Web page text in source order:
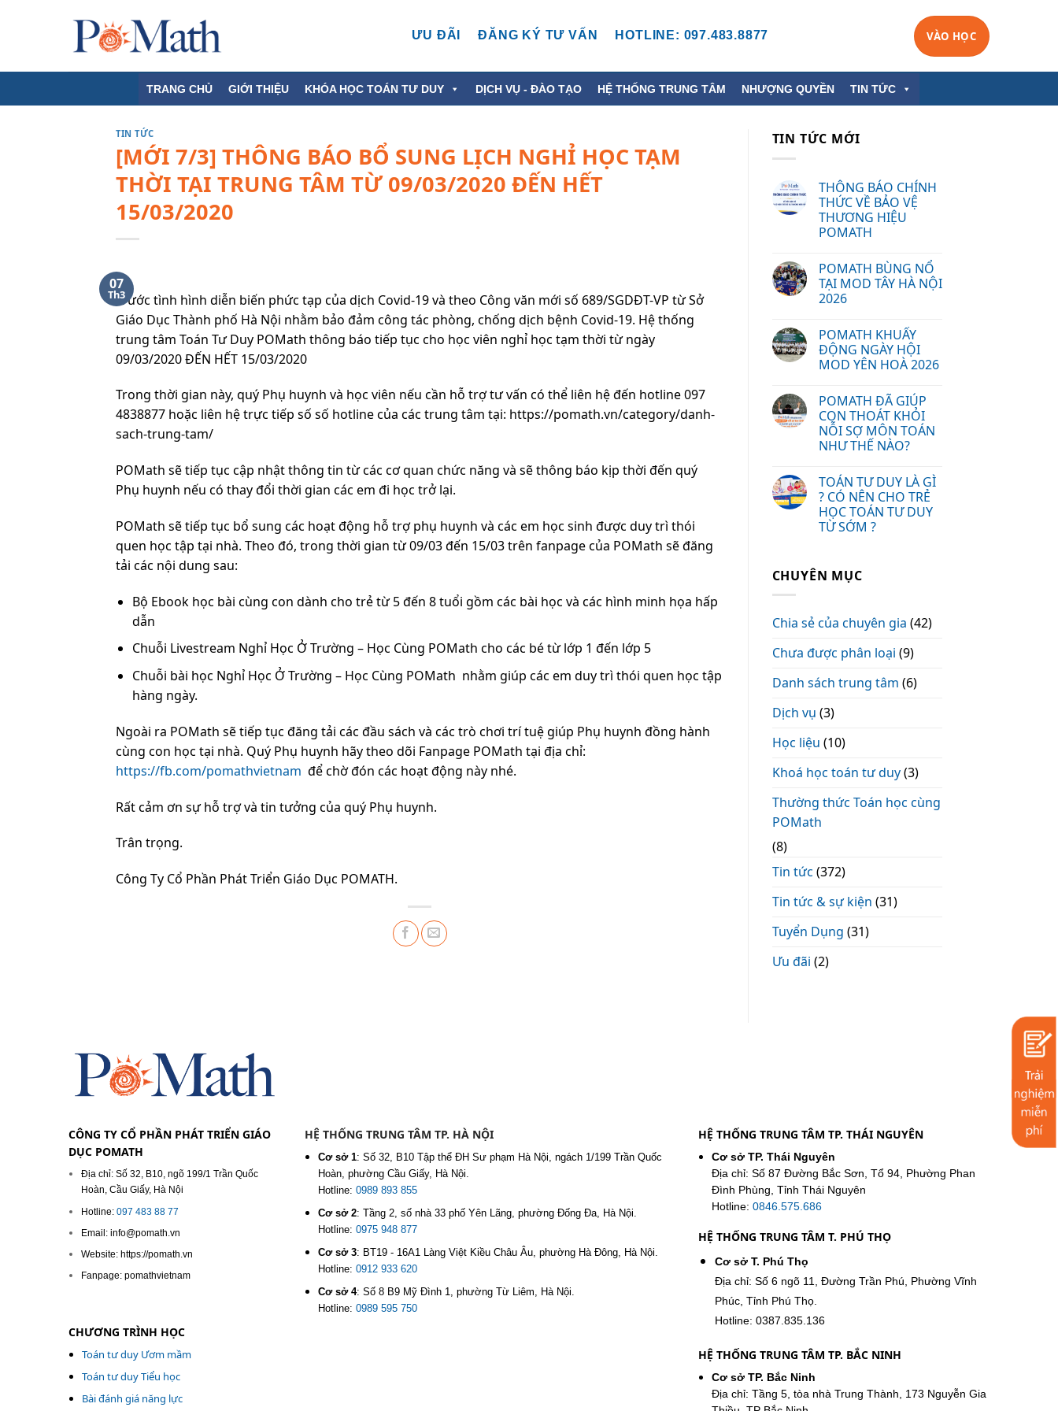
ƯU ĐÃI ĐĂNG KÝ TƯ VẤN HOTLINE: 097.483.8877 VÀO HỌC
TRANG CHỦ GIỚI THIỆU KHÓA HỌC TOÁN TƯ DUY DỊCH VỤ - ĐÀO TẠO HỆ THỐNG TRUNG TÂM NHƯỢNG QUYỀN TIN TỨC
TIN TỨC
[MỚI 7/3] THÔNG BÁO BỔ SUNG LỊCH NGHỈ HỌC TẠM
THỜI TẠI TRUNG TÂM TỪ 09/03/2020 ĐẾN HẾT
15/03/2020
07
Th3Trước tình hình diễn biến phức tạp của dịch Covid-19 và theo Công văn mới số 689/SGDĐT-VP từ Sở
Giáo Dục Thành phố Hà Nội nhằm bảo đảm công tác phòng, chống dịch bệnh Covid-19. Hệ thống
trung tâm Toán Tư Duy POMath thông báo tiếp tục cho học viên nghỉ học tạm thời từ ngày
09/03/2020 ĐẾN HẾT 15/03/2020
Trong thời gian này, quý Phụ huynh và học viên nếu cần hỗ trợ tư vấn có thể liên hệ đến hotline 097
4838877 hoặc liên hệ trực tiếp số số hotline của các trung tâm tại: https://pomath.vn/category/danh-
sach-trung-tam/
POMath sẽ tiếp tục cập nhật thông tin từ các cơ quan chức năng và sẽ thông báo kịp thời đến quý
Phụ huynh nếu có thay đổi thời gian các em đi học trở lại.
POMath sẽ tiếp tục bổ sung các hoạt động hỗ trợ phụ huynh và các em học sinh được duy trì thói
quen học tập tại nhà. Theo đó, trong thời gian từ 09/03 đến 15/03 trên fanpage của POMath sẽ đăng
tải các nội dung sau:
Bộ Ebook học bài cùng con dành cho trẻ từ 5 đến 8 tuổi gồm các bài học và các hình minh họa hấp
dẫn
Chuỗi Livestream Nghỉ Học Ở Trường – Học Cùng POMath cho các bé từ lớp 1 đến lớp 5
Chuỗi bài học Nghỉ Học Ở Trường – Học Cùng POMath nhằm giúp các em duy trì thói quen học tập
hàng ngày.
Ngoài ra POMath sẽ tiếp tục đăng tải các đầu sách và các trò chơi trí tuệ giúp Phụ huynh đồng hành
cùng con học tại nhà. Quý Phụ huynh hãy theo dõi Fanpage POMath tại địa chỉ:
https://fb.com/pomathvietnam để chờ đón các hoạt động này nhé.
Rất cảm ơn sự hỗ trợ và tin tưởng của quý Phụ huynh.
Trân trọng.
Công Ty Cổ Phần Phát Triển Giáo Dục POMATH.
TIN TỨC MỚI
THÔNG BÁO CHÍNH
THỨC VỀ BẢO VỆ
THƯƠNG HIỆU
POMATH
POMATH BÙNG NỔ
TẠI MOD TÂY HÀ NỘI
2026
POMATH KHUẤY
ĐỘNG NGÀY HỘI
MOD YÊN HOÀ 2026
POMATH ĐÃ GIÚP
CON THOÁT KHỎI
NỖI SỢ MÔN TOÁN
NHƯ THẾ NÀO?
TOÁN TƯ DUY LÀ GÌ
? CÓ NÊN CHO TRẺ
HỌC TOÁN TƯ DUY
TỪ SỚM ?
CHUYÊN MỤC
Chia sẻ của chuyên gia (42)
Chưa được phân loại (9)
Danh sách trung tâm (6)
Dịch vụ (3)
Học liệu (10)
Khoá học toán tư duy(3)
Thường thức Toán học cùng
POMath
(8)
Tin tức (372)
Tin tức & sự kiện (31)
Tuyển Dụng (31)
Ưu đãi (2)
CÔNG TY CỔ PHẦN PHÁT TRIỂN GIÁO
DỤC POMATH
Địa chỉ: Số 32, B10, ngõ 199/1 Trần Quốc
Hoàn, Cầu Giấy, Hà Nội
Hotline: 097 483 88 77
Email: info@pomath.vn
Website: https://pomath.vn
Fanpage: pomathvietnam
CHƯƠNG TRÌNH HỌC
Toán tư duy Ươm mầm
Toán tư duy Tiểu học
Bài đánh giá năng lực
HỆ THỐNG TRUNG TÂM TP. HÀ NỘI
Cơ sở 1: Số 32, B10 Tập thể ĐH Sư phạm Hà Nội, ngách 1/199 Trần Quốc
Hoàn, phường Cầu Giấy, Hà Nội.
Hotline: 0989 893 855
Cơ sở 2: Tầng 2, số nhà 33 phố Yên Lãng, phường Đống Đa, Hà Nội.
Hotline: 0975 948 877
Cơ sở 3: BT19 - 16A1 Làng Việt Kiều Châu Âu, phường Hà Đông, Hà Nội.
Hotline: 0912 933 620
Cơ sở 4: Số 8 B9 Mỹ Đình 1, phường Từ Liêm, Hà Nội.
Hotline: 0989 595 750
HỆ THỐNG TRUNG TÂM TP. THÁI NGUYÊN
Cơ sở TP. Thái Nguyên
Địa chỉ: Số 87 Đường Bắc Sơn, Tổ 94, Phường Phan
Đình Phùng, Tỉnh Thái Nguyên
Hotline: 0846.575.686
HỆ THỐNG TRUNG TÂM T. PHÚ THỌ
Cơ sở T. Phú Thọ
Địa chỉ: Số 6 ngõ 11, Đường Trần Phú, Phường Vĩnh
Phúc, Tỉnh Phú Thọ.
Hotline: 0387.835.136
HỆ THỐNG TRUNG TÂM TP. BẮC NINH
Cơ sở TP. Bắc Ninh
Địa chỉ: Tầng 5, tòa nhà Trung Thành, 173 Nguyễn Gia